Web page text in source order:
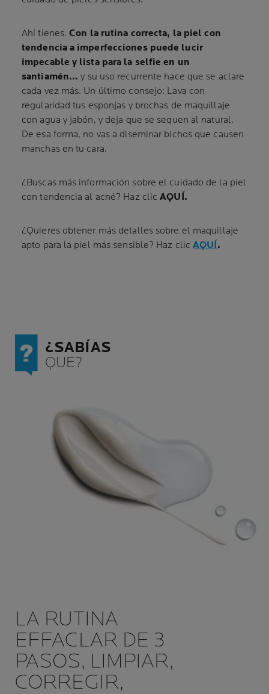
Ahí tienes.Con la rutina correcta, la piel con
tendencia a imperfecciones puede lucir
impecable y lista para la selfie en un
santiamén... y su uso recurrente hace que se aclare
cada vez más. Un último consejo: Lava con
regularidad tus esponjas y brochas de maquillaje
con agua y jabón, y deja que se sequen al natural.
De esa forma, no vas a diseminar bichos que causen
manchas en tu cara.
¿Buscas más información sobre el cuidado de la piel
con tendencia al acné? Haz clicAQUÍ.
¿Quieres obtener más detalles sobre el maquillaje
apto para la piel más sensible? Haz clicAQUÍ.
¿SABÍAS
QUE?
LA RUTINA
EFFACLAR DE 3
PASOS, LIMPIAR,
CORREGIR,